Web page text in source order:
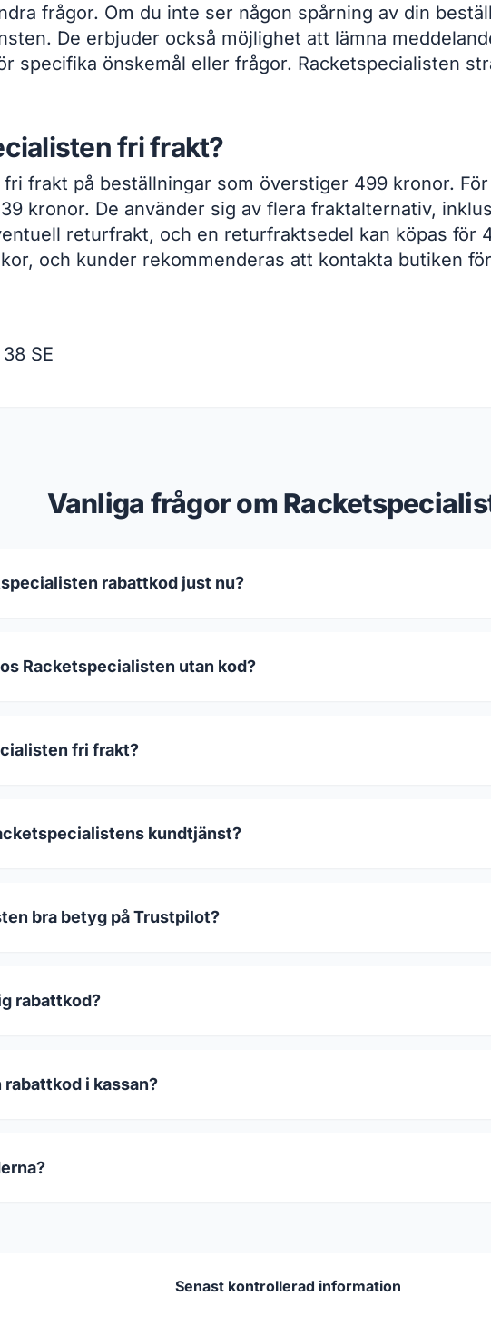
frågor. Om du inte ser någon spårning av din
De erbjuder också möjlighet att lämna
specifika önskemål eller frågor. Racketspecialisten
fri frakt?
frakt på beställningar som överstiger 499 kronor.
kronor. De använder sig av flera fraktalternativ,
returfrakt, och en returfraktsedel kan köpas för
och kunder rekommenderas att kontakta butiken
SE
Vanliga frågor om
rabattkod just nu?
Racketspecialisten utan kod?
fri frakt?
kundtjänst?
bra betyg på Trustpilot?
rabattkod?
rabattkod i kassan?
Senast kontrollerad information